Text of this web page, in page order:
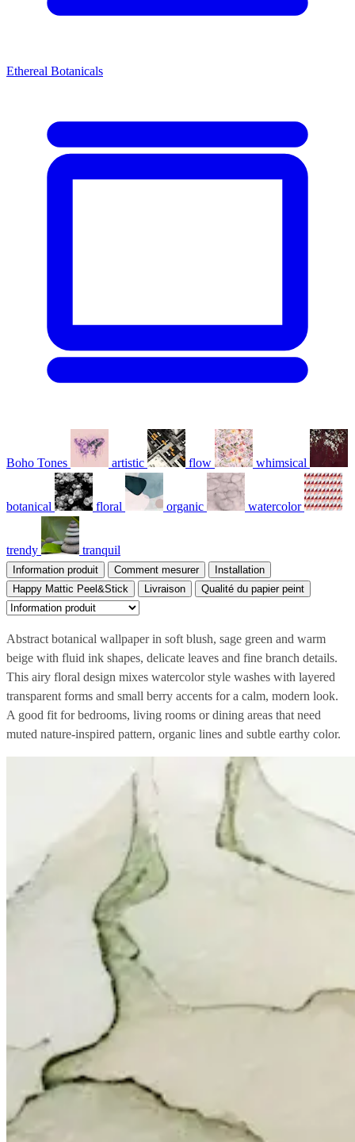
Ethereal Botanicals
Boho Tones artistic flow whimsical
botanical floral organic watercolor
trendy tranquil
Information produit Comment mesurer
Installation
Happy Mattic Peel&Stick
Livraison Qualité du papier peint
Abstract botanical wallpaper in soft blush, sage green and warm
beige with fluid ink shapes, delicate leaves and fine branch details.
This airy floral design mixes watercolor style washes with layered
transparent forms and small berry accents for a calm, modern look.
A good fit for bedrooms, living rooms or dining areas that need
muted nature-inspired pattern, organic lines and subtle earthy color.